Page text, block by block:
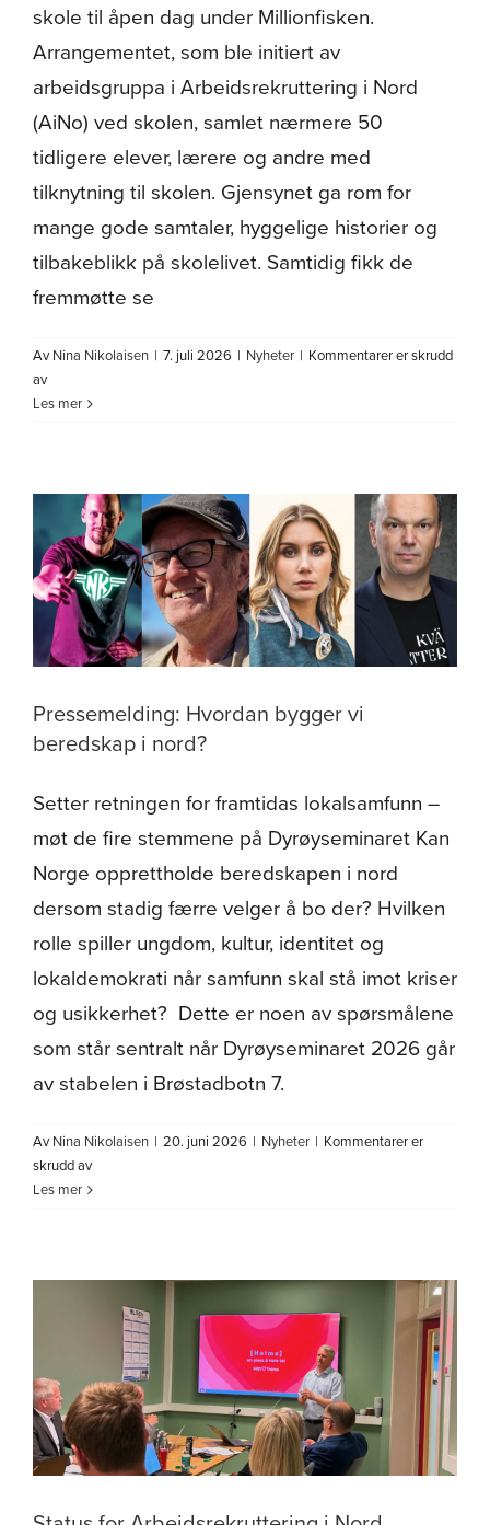
skole til åpen dag under Millionfisken.
Arrangementet, som ble initiert av
arbeidsgruppa i Arbeidsrekruttering i Nord
(AiNo) ved skolen, samlet nærmere 50
tidligere elever, lærere og andre med
tilknytning til skolen. Gjensynet ga rom for
mange gode samtaler, hyggelige historier og
tilbakeblikk på skolelivet. Samtidig fikk de
fremmøtte se
AvNina Nikolaisen | 7. juli 2026 | Nyheter | Kommentarer er skrudd
avfor
Åpen
møter
satte
søkelys
på
Arbeidsrekruttering
Nord
Les mer
Pressemelding: Hvordan bygger vi
beredskap i nord?
Setter retningen for framtidas lokalsamfunn –
møt de fire stemmene på Dyrøyseminaret Kan
Norge opprettholde beredskapen i nord
dersom stadig færre velger å bo der? Hvilken
rolle spiller ungdom, kultur, identitet og
lokaldemokrati når samfunn skal stå imot kriser
og usikkerhet? Dette er noen av spørsmålene
som står sentralt når Dyrøyseminaret 2026 går
av stabelen i Brøstadbotn 7.
AvNina Nikolaisen | 20. juni 2026 | Nyheter | Kommentarer er
skrudd avfor
Pressemelding:
beredskap
nord?
Les mer